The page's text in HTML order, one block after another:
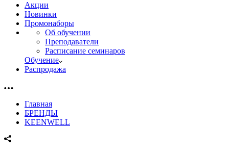
Акции
Новинки
Промонаборы
Об обучении
Преподаватели
Расписание семинаров
Обучение
Распродажа
Главная
БРЕНДЫ
KEENWELL